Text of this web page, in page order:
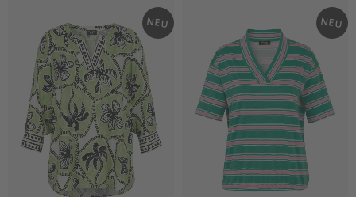
NEU NEU